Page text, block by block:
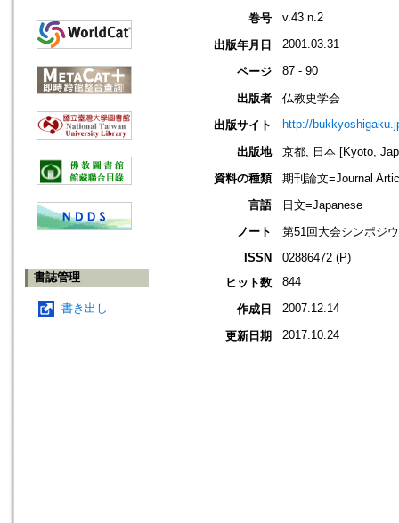
書誌管理
書き出し
巻号
v.43 n.2
出版年月日 2001.03.31
ページ 87 - 90
出版者
仏教史学会
出版サイト
http://
出版地
京都, 日本 [Kyoto,
資料の種類
期刊論文=Journal
言語
日文=Japanese
ノート
第51回大会シンポジ
ISSN
02886472 (P)
ヒット数
844
作成日 2007.12.14
更新日期 2017.10.24